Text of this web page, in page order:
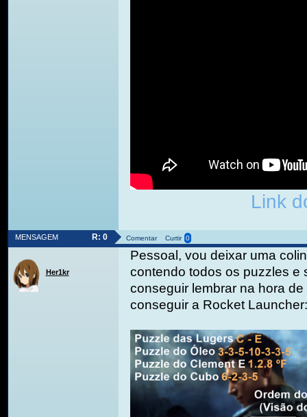
Link
MENSAGEM R: 0 Comentar Curtir 0
Her1kr
Pessoal, vou deixar uma
contendo todos os puzzles e
conseguir lembrar na hora
conseguir a Rocket Launcher: